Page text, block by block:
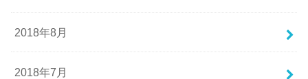
2018年8月
2018年7月